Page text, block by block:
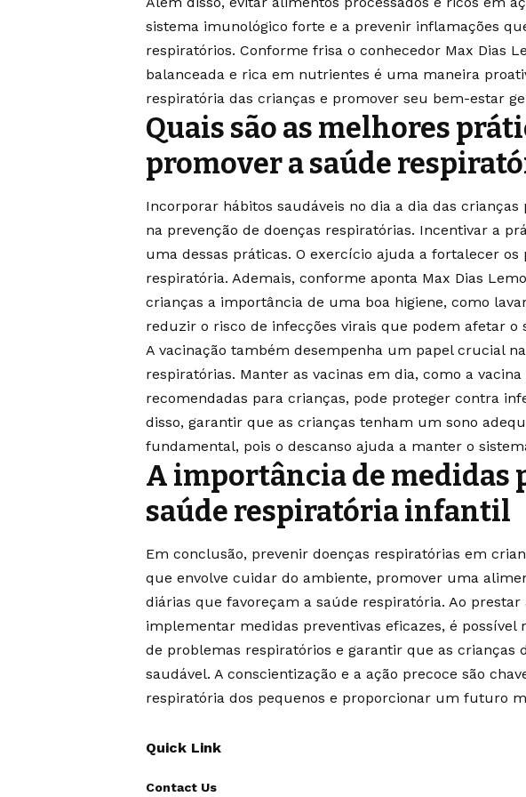
sistema imunológico forte e a prevenir inflamações
respiratórios. Conforme frisa o conhecedor Max Dias
balanceada e rica em nutrientes é uma maneira
respiratória das crianças e promover seu bem-estar
Quais são as melhores
promover a saúde
Incorporar hábitos saudáveis no dia a dia das
na prevenção de doenças respiratórias. Incentivar a
uma dessas práticas. O exercício ajuda a fortalecer
respiratória. Ademais, conforme aponta Max Dias
crianças a importância de uma boa higiene, como
reduzir o risco de infecções virais que podem afetar o
A vacinação também desempenha um papel crucial
respiratórias. Manter as vacinas em dia, como a
recomendadas para crianças, pode proteger contra
disso, garantir que as crianças tenham um sono
fundamental, pois o descanso ajuda a manter o
A importância de medidas
saúde respiratória infantil
Em conclusão, prevenir doenças respiratórias em
que envolve cuidar do ambiente, promover uma
diárias que favoreçam a saúde respiratória. Ao prestar
implementar medidas preventivas eficazes, é
de problemas respiratórios e garantir que as crianças
saudável. A conscientização e a ação precoce são
respiratória dos pequenos e proporcionar um futuro
Quick Link
Contact Us